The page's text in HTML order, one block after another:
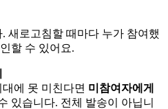
새로고침할 때마다 누가 참여했
할 수 있어요.
에 못 미친다면 미참여자에게
있습니다. 전체 발송이 아닙니